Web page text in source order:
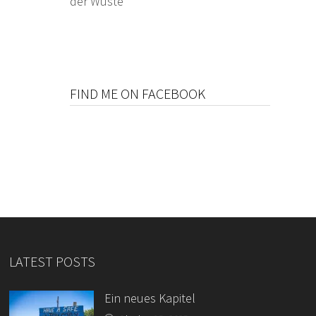
FIND ME ON FACEBOOK
LATEST POSTS
Ein neues Kapitel